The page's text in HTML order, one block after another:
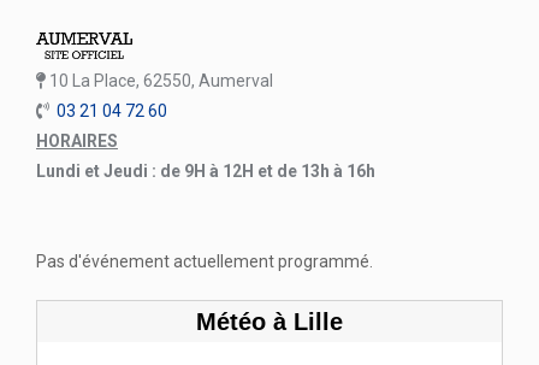
10 La Place, 62550, Aumerval
03 21 04 72 60
HORAIRES
Lundi et Jeudi : de 9H à 12H et de 13h à 16h
Pas d'événement actuellement programmé.
Météo à Lille